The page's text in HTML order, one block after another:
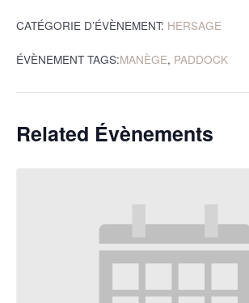
CATÉGORIE D’ÉVÈNEMENT: HERSAGE
ÉVÈNEMENT TAGS:MANÈGE, PADDOCK
Related Évènements